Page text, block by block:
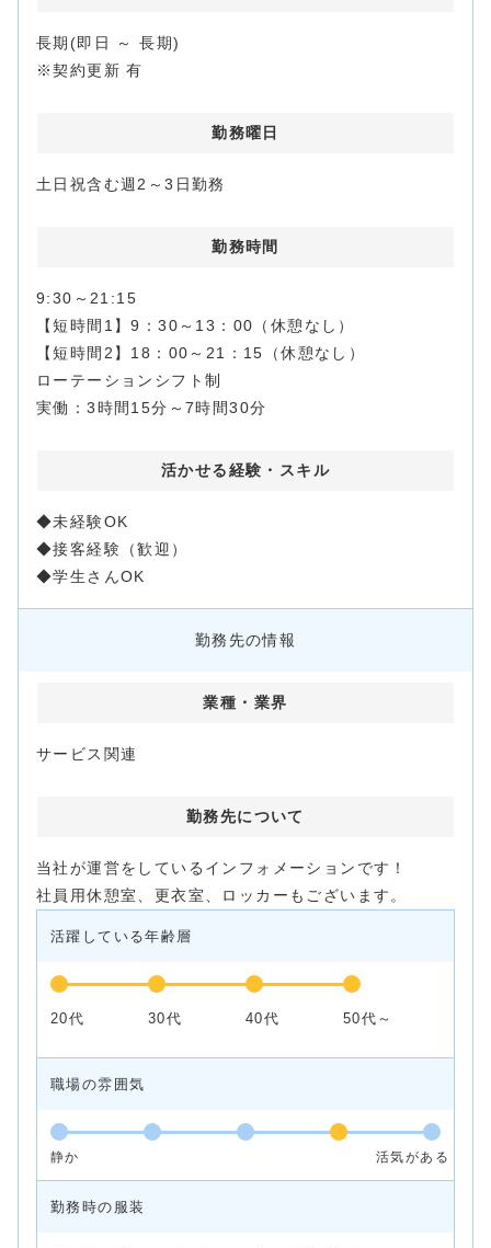
長期(即日 ～ 長期)
※契約更新 有
勤務曜日
土日祝含む週2～3日勤務
勤務時間
9:30～21:15
【短時間1】9：30～13：00（休憩なし）
【短時間2】18：00～21：15（休憩なし）
ローテーションシフト制
実働：3時間15分～7時間30分
活かせる経験・ スキル
◆未経験OK
◆接客経験（歓迎）
◆学生さんOK
勤務先の情報
業種・ 業界
サービス関連
勤務先について
当社が運営をしているインフォメーションです！
社員用休憩室、更衣室、ロッカーもございます。
活躍している年齢層
20代 30代 40代 50代～
職場の雰囲気
静か 活気がある
勤務時の服装